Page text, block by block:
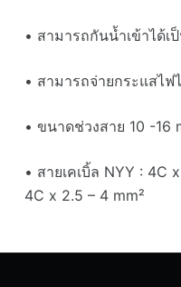
• สามารถกันน้ำเข้าได้เ
• สามารถจ่ายกระแสไ
• ขนาดช่วงสาย 10 -16
• สายเคเบิ้ล NYY : 4C
4C x 2.5 – 4 mm²